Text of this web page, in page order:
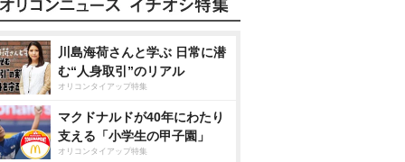
川島海荷さんと学ぶ 日常に潜
む“人身取引”のリアル
オリコンタイアップ特集
マクドナルドが40年にわたり
支える「小学生の甲子園」
オリコンタイアップ特集